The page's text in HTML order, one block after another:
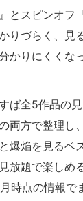
とスピンオフ
りづらく、見
かりにくくな
ば全5作品の
両方で整理し
爆焔を見るベ
放題で楽しめ
時点の情報で